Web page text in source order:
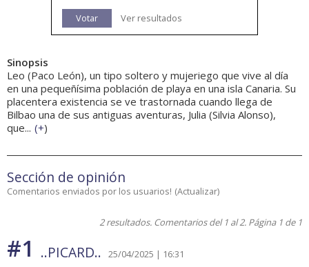
Votar Ver resultados
Sinopsis
Leo (Paco León), un tipo soltero y mujeriego que vive al día
en una pequeñísima población de playa en una isla Canaria. Su
placentera existencia se ve trastornada cuando llega de
Bilbao una de sus antiguas aventuras, Julia (Silvia Alonso),
que... (+)
Sección de opinión
Comentarios enviados por los usuarios! (Actualizar)
2 resultados. Comentarios del 1 al 2. Página 1 de 1
#1 ..PICARD.. 25/04/2025 | 16:31